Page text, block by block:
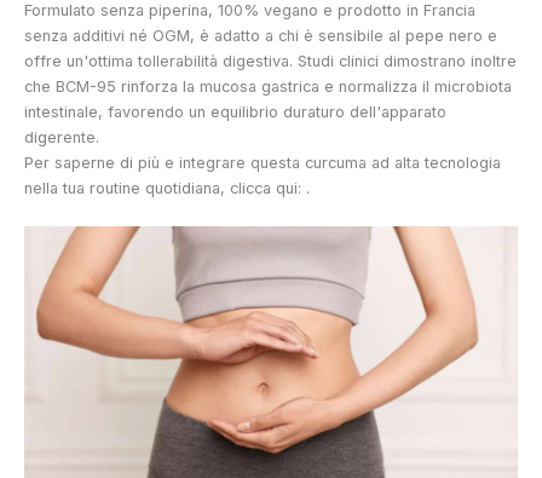
Formulato senza piperina, 100% vegano e prodotto in Francia
senza additivi né OGM, è adatto a chi è sensibile al pepe nero e
offre un'ottima tollerabilità digestiva. Studi clinici dimostrano inoltre
che BCM-95 rinforza la mucosa gastrica e normalizza il microbiota
intestinale, favorendo un equilibrio duraturo dell'apparato
digerente.
Per saperne di più e integrare questa curcuma ad alta tecnologia
nella tua routine quotidiana, clicca qui: .